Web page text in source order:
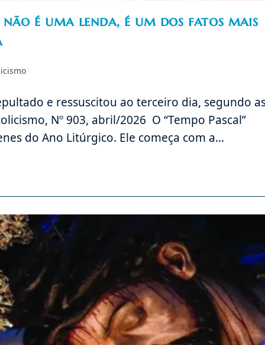
é uma lenda, é um dos fatos mais
e ressuscitou ao terceiro dia, segundo
Nº 903, abril/2026 O “Tempo Pascal”
do Ano Litúrgico. Ele começa com a…